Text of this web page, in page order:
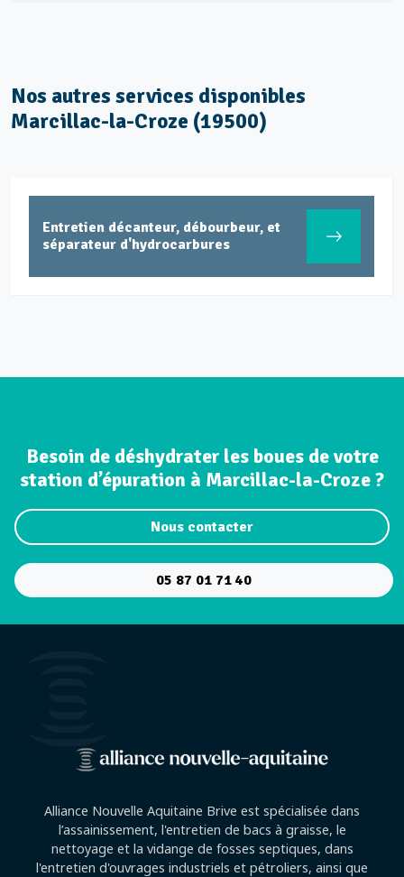
Nos autres services disponibles
Marcillac-la-Croze (19500)
Entretien décanteur, débourbeur, et
séparateur d'hydrocarbures
Besoin de déshydrater les boues de votre
station d’épuration à Marcillac-la-Croze ?
Nous contacter
05 87 01 71 40
Alliance Nouvelle Aquitaine Brive est spécialisée dans
l’assainissement, l'entretien de bacs à graisse, le
nettoyage et la vidange de fosses septiques, dans
l'entretien d'ouvrages industriels et pétroliers, ainsi que